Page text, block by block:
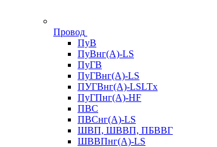
Провод
ПуВ
ПуВнг(А)-LS
ПуГВ
ПуГВнг(А)-LS
ПУГВнг(А)-LSLTx
ПуГПнг(А)-HF
ПВС
ПВСнг(А)-LS
ШВП, ШВВП, ПБВВГ
ШВВПнг(А)-LS